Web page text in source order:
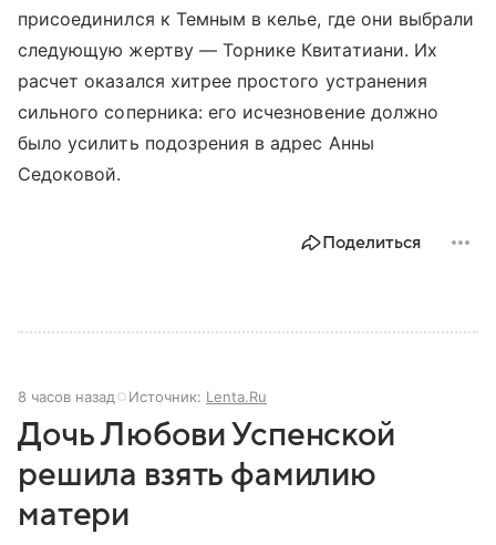
присоединился к Темным в келье, где они выбрали
следующую жертву — Торнике Квитатиани. Их
расчет оказался хитрее простого устранения
сильного соперника: его исчезновение должно
было усилить подозрения в адрес Анны
Седоковой.
Поделиться
8 часов назад Источник: Lenta.Ru
Дочь Любови Успенской
решила взять фамилию
матери